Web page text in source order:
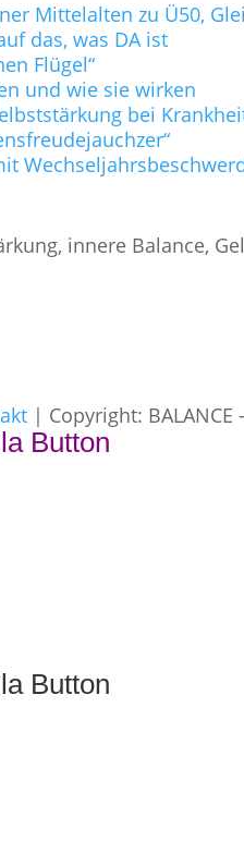
Mittelalten zu Ü50,
das, was DA ist
Flügel“
und wie sie wirken
bei
innere Balance,
| Copyright:
Button
Button